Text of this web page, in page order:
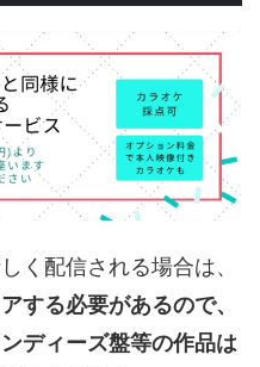
く配信される場合は、
する必要があるので、
ディーズ盤等の作品は